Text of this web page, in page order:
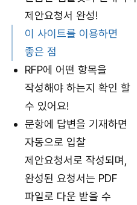
제안요청서 완성!
이 사이트를 이용하면
좋은 점
RFP에 어떤 항목을
작성해야 하는지 확인 할
수 있어요!
문항에 답변을 기재하면
자동으로 입찰
제안요청서로 작성되며,
완성된 요청서는 PDF
파일로 다운 받을 수